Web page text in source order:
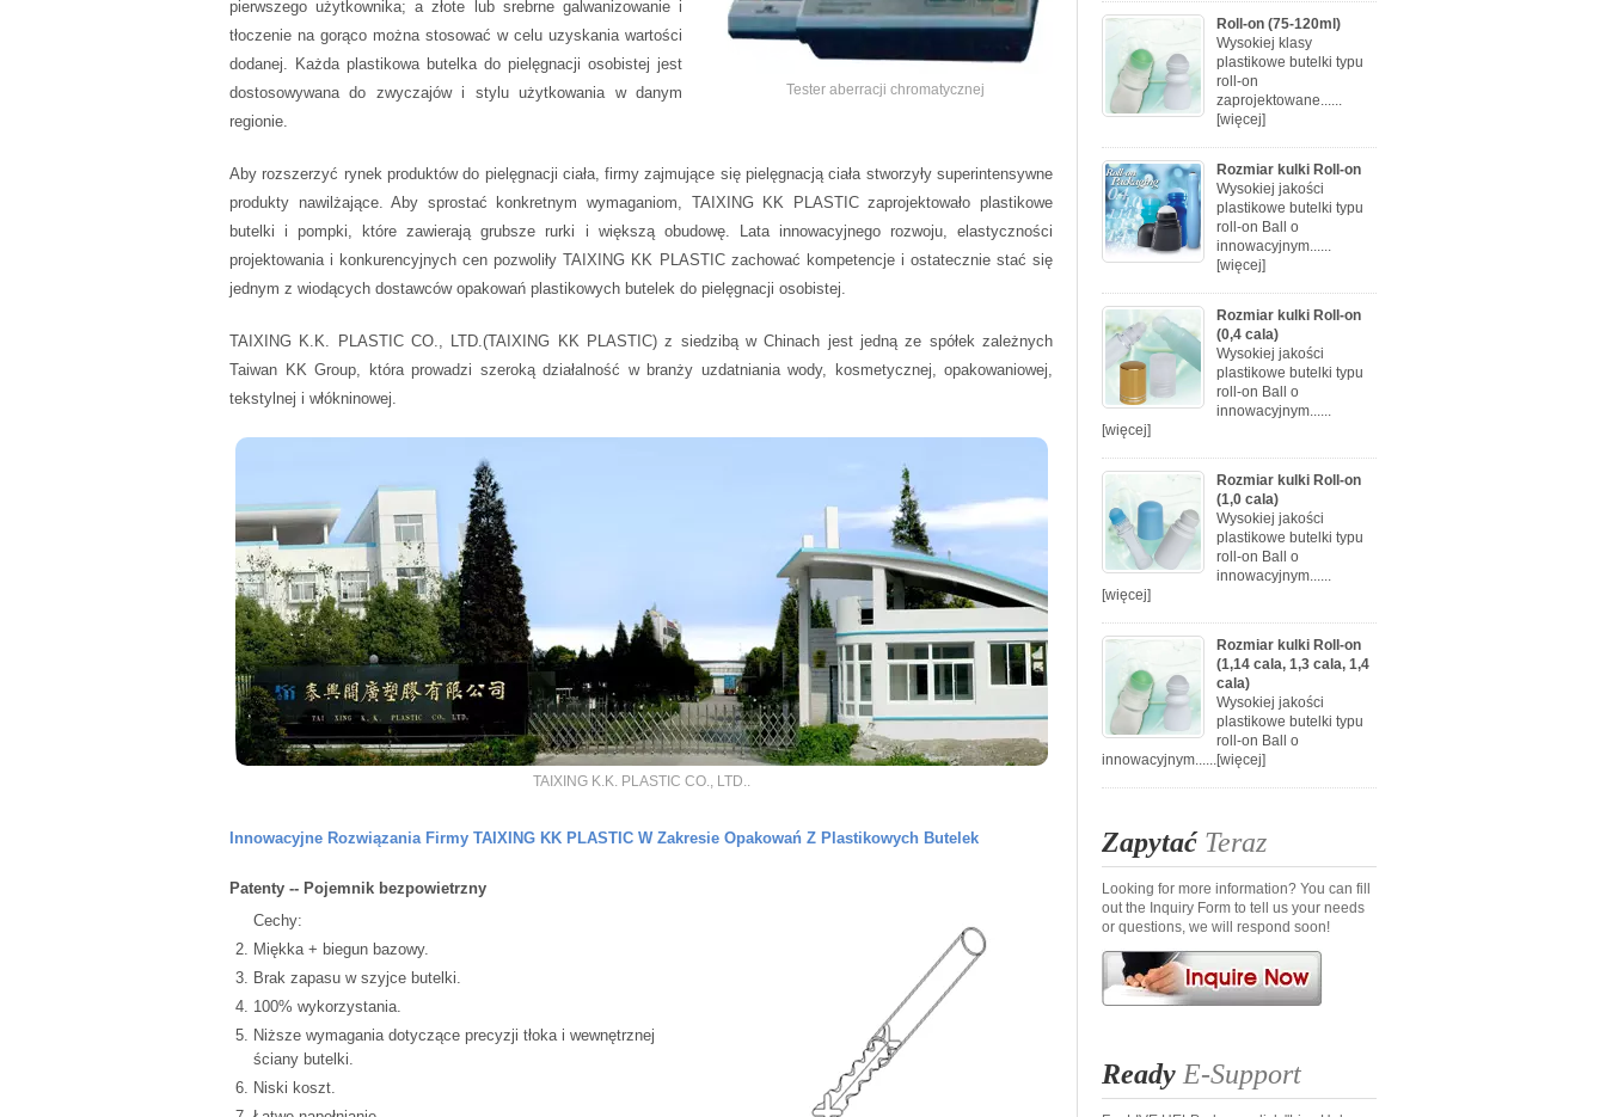
Tester aberracji chromatycznej
pierwszego użytkownika; a złote lub srebrne galwanizowanie i
tłoczenie na gorąco można stosować w celu uzyskania wartości
dodanej. Każda plastikowa butelka do pielęgnacji osobistej jest
dostosowywana do zwyczajów i stylu użytkowania w danym
regionie.
Aby rozszerzyć rynek produktów do pielęgnacji ciała, firmy zajmujące się pielęgnacją ciała stworzyły superintensywne
produkty nawilżające. Aby sprostać konkretnym wymaganiom, TAIXING KK PLASTIC zaprojektowało plastikowe
butelki i pompki, które zawierają grubsze rurki i większą obudowę. Lata innowacyjnego rozwoju, elastyczności
projektowania i konkurencyjnych cen pozwoliły TAIXING KK PLASTIC zachować kompetencje i ostatecznie stać się
jednym z wiodących dostawców opakowań plastikowych butelek do pielęgnacji osobistej.
TAIXING K.K. PLASTIC CO., LTD.(TAIXING KK PLASTIC) z siedzibą w Chinach jest jedną ze spółek zależnych
Taiwan KK Group, która prowadzi szeroką działalność w branży uzdatniania wody, kosmetycznej, opakowaniowej,
tekstylnej i włókninowej.
TAIXING K.K. PLASTIC CO., LTD..
Innowacyjne Rozwiązania Firmy TAIXING KK PLASTIC W Zakresie Opakowań Z Plastikowych Butelek
Patenty -- Pojemnik bezpowietrzny
Cechy:
Miękka + biegun bazowy.
Brak zapasu w szyjce butelki.
100% wykorzystania.
Niższe wymagania dotyczące precyzji tłoka i wewnętrznej
ściany butelki.
Niski koszt.
Roll-on (75-120ml)
Wysokiej klasy
plastikowe butelki typu
roll-on
zaprojektowane......
[więcej]
Rozmiar kulki Roll-on
Wysokiej jakości
plastikowe butelki typu
roll-on Ball o
innowacyjnym......
[więcej]
Rozmiar kulki Roll-on
(0,4 cala)
Wysokiej jakości
plastikowe butelki typu
roll-on Ball o
innowacyjnym......
[więcej]
Rozmiar kulki Roll-on
(1,0 cala)
Wysokiej jakości
plastikowe butelki typu
roll-on Ball o
innowacyjnym......
[więcej]
Rozmiar kulki Roll-on
(1,14 cala, 1,3 cala, 1,4
cala)
Wysokiej jakości
plastikowe butelki typu
roll-on Ball o
innowacyjnym......[więcej]
ZapytaćTeraz
Looking for more information? You can fill
out the Inquiry Form to tell us your needs
or questions, we will respond soon!
Ready E-Support